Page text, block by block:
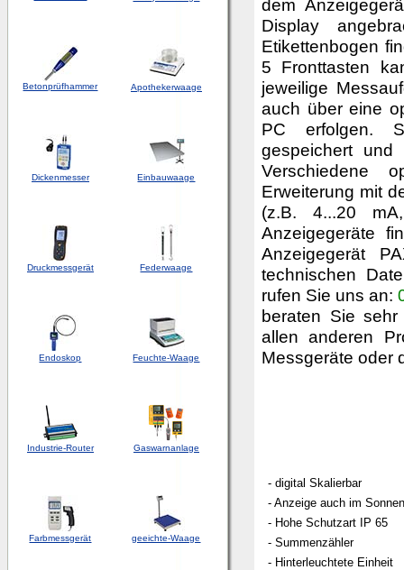
Betonprüfhammer Apothekerwaage
Dickenmesser Einbauwaage
Druckmessgerät Federwaage
Endoskop Feuchte-Waage
Industrie-Router Gaswarnanlage
Farbmessgerät geeichte-Waage
dem
Display
Etikettenbogen
5 Fronttasten
jeweilige
auch über eine
PC erfolgen.
gespeichert und
Verschiedene
Erweiterung mit
(z.B. 4...20
Anzeigegeräte
Anzeigegerät
technischen
rufen Sie uns an:
beraten Sie
allen anderen
Messgeräte oder
- digital Skalierbar
- Anzeige auch im
- Hohe Schutzart IP 65
- Summenzähler
- Hinterleuchtete Einheit